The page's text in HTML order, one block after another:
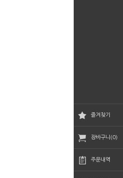
즐겨찾기
장바구니(0)
주문내역